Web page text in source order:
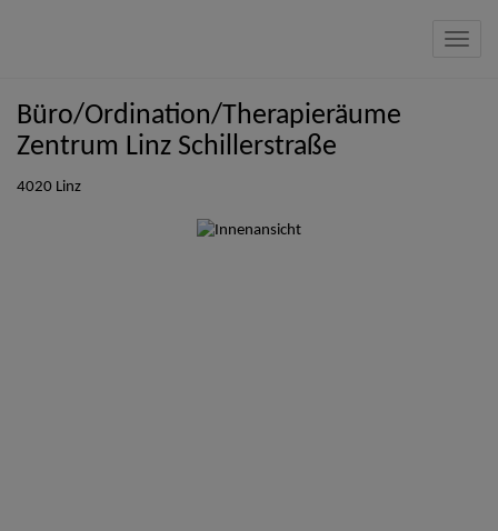
Büro/Ordination/Therapieräume
Zentrum Linz Schillerstraße
4020 Linz